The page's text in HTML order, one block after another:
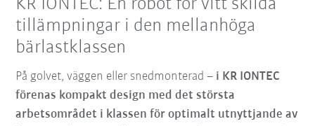
KR IONTEC: En robot för vitt skilda
tillämpningar i den mellanhöga
bärlastklassen
På golvet, väggen eller snedmonterad – i KR IONTEC
förenas kompakt design med det största
arbetsområdet i klassen för optimalt utnyttjande av